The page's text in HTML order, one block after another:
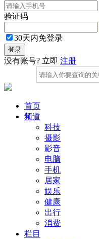
验证码
30天内免登录
没有账号? 立即 注册
首页
频道
科技
摄影
影音
电脑
手机
居家
娱乐
健康
出行
消费
栏目